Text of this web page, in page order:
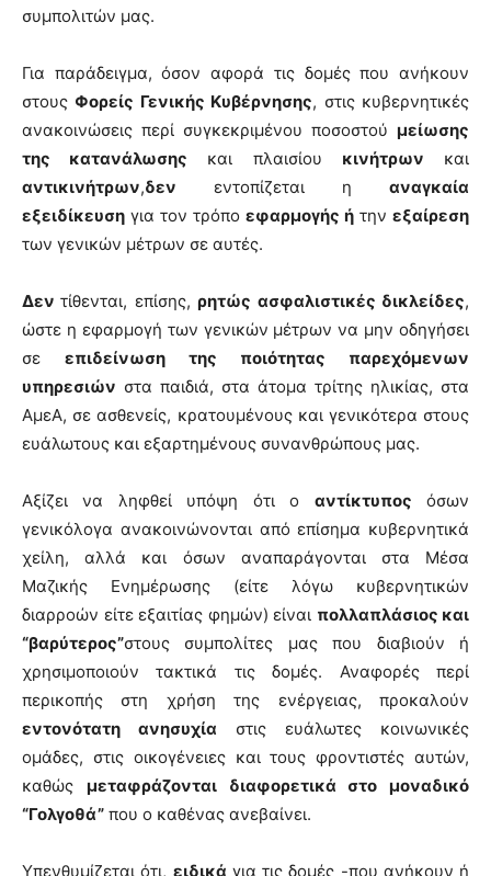
συμπολιτών μας.
Για παράδειγμα, όσον αφορά τις δομές που ανήκουν
στους Φορείς Γενικής Κυβέρνησης, στις κυβερνητικές
ανακοινώσεις περί συγκεκριμένου ποσοστού μείωσης
της κατανάλωσης και πλαισίου κινήτρων και
αντικινήτρων,δεν εντοπίζεται η αναγκαία
εξειδίκευση για τον τρόπο εφαρμογής ή την εξαίρεση
των γενικών μέτρων σε αυτές.
Δεντίθενται, επίσης,ρητώς ασφαλιστικές δικλείδες,
ώστε η εφαρμογή των γενικών μέτρων να μην οδηγήσει
σε επιδείνωση της ποιότητας παρεχόμενων
υπηρεσιών στα παιδιά, στα άτομα τρίτης ηλικίας, στα
ΑμεΑ, σε ασθενείς, κρατουμένους και γενικότερα στους
ευάλωτους και εξαρτημένους συνανθρώπους μας.
Αξίζει να ληφθεί υπόψη ότι ο αντίκτυπος όσων
γενικόλογα ανακοινώνονται από επίσημα κυβερνητικά
χείλη, αλλά και όσων αναπαράγονται στα Μέσα
Μαζικής Ενημέρωσης (είτε λόγω κυβερνητικών
διαρροών είτε εξαιτίας φημών) είναι πολλαπλάσιος και
“βαρύτερος”στους συμπολίτες μας που διαβιούν ή
χρησιμοποιούν τακτικά τις δομές. Αναφορές περί
περικοπής στη χρήση της ενέργειας, προκαλούν
εντονότατη ανησυχία στις ευάλωτες κοινωνικές
ομάδες, στις οικογένειες και τους φροντιστές αυτών,
καθώς μεταφράζονται διαφορετικά στο μοναδικό
“Γολγοθά” που ο καθένας ανεβαίνει.
Υπενθυμίζεται ότι, ειδικά για τις δομές -που ανήκουν ή